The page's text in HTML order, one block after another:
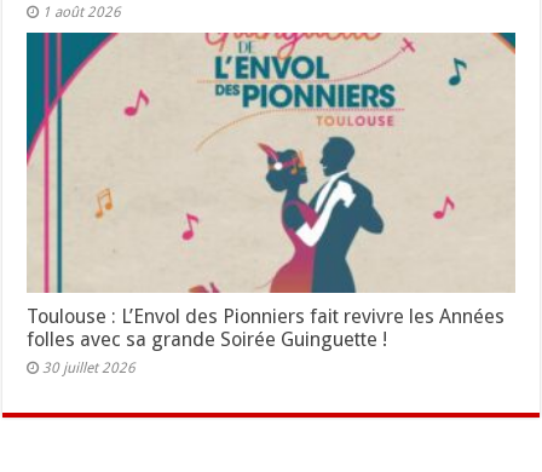
1 août 2026
Toulouse : L’Envol des Pionniers fait revivre les Années
folles avec sa grande Soirée Guinguette !
30 juillet 2026